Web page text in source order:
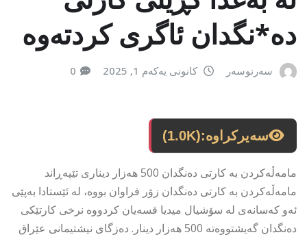
دە*نگدان ئاگری کردتەوە
سەرنوسەر کانونی یەکەم 1, 2025 0
سەیرکراوە:(1.0K)
مامەڵەکردن بە کارتی دەنگدان 500 هەزار دیناری تێپەڕاند
مامەڵەکردن بە کارتی دەنگدان زۆر فراوان بووە، لە ئێستادا بەپێی
ئەو کەسانەی لە سۆشیال میدیا قسەیان کردووە نرخی کارتێکی
دەنگدان گەیشتووەتە 500 هەزار دینار. دەزگای نیشتیمانی عێراق